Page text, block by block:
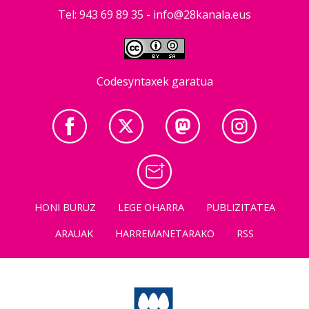
Tel: 943 69 89 35 - info@28kanala.eus
Codesyntaxek garatua
HONI BURUZ LEGE OHARRA
PUBLIZITATEA
ARAUAK
HARREMANETARAKO RSS